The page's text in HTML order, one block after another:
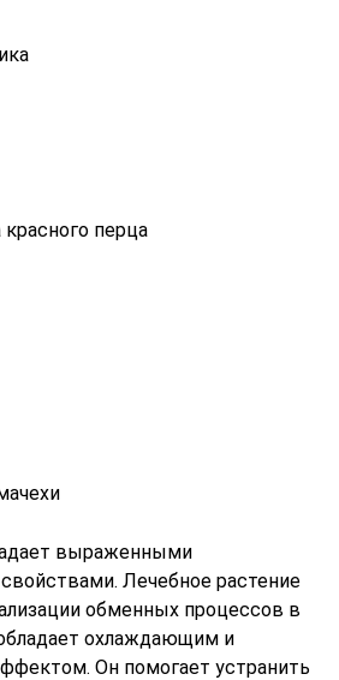
перца
выраженными
Лечебное растение
обменных процессов в
охлаждающим и
Он помогает устранить